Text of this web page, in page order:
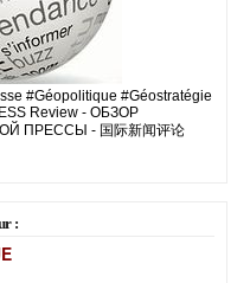
#Géopolitique #Géostratégie
Review - ОБЗОР
ПРЕССЫ - 国际新闻评论
: